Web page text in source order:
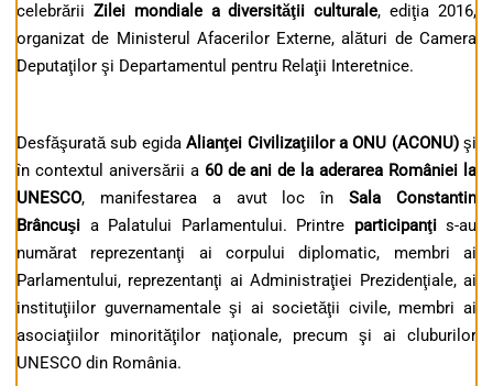
celebrării Zilei mondiale a diversităţii culturale, ediţia 2016,
organizat de Ministerul Afacerilor Externe, alături de Camera
Deputaţilor şi Departamentul pentru Relaţii Interetnice.
Desfăşurată sub egidaAlianţei Civilizaţiilor a ONU (ACONU)şi
în contextul aniversării a 60 de ani de la aderarea României la
UNESCO, manifestarea a avut loc înSala Constantin
Brâncuşi a Palatului Parlamentului. Printre participanţis-au
numărat reprezentanţi ai corpului diplomatic, membri ai
Parlamentului, reprezentanţi ai Administraţiei Prezidenţiale, ai
instituţiilor guvernamentale şi ai societăţii civile, membri ai
asociaţiilor minorităţilor naţionale, precum şi ai cluburilor
UNESCO din România.